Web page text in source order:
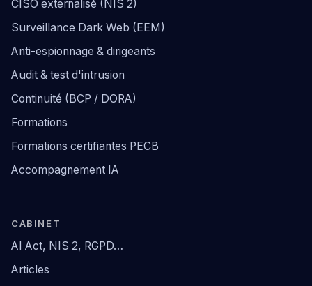
CISO externalisé (NIS 2)
Surveillance Dark Web (EEM)
Anti-espionnage & dirigeants
Audit & test d'intrusion
Continuité (BCP / DORA)
Formations
Formations certifiantes PECB
Accompagnement IA
CABINET
AI Act, NIS 2, RGPD…
Articles